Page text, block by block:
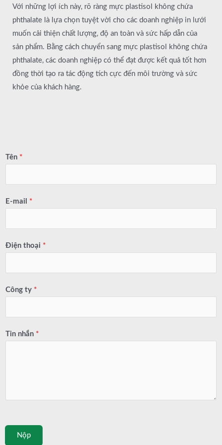
Với những lợi ích này, rõ ràng mực plastisol không chứa
phthalate là lựa chọn tuyệt vời cho các doanh nghiệp in lưới
muốn cải thiện chất lượng, độ an toàn và sức hấp dẫn của
sản phẩm. Bằng cách chuyển sang mực plastisol không chứa
phthalate, các doanh nghiệp có thể đạt được kết quả tốt hơn
đồng thời tạo ra tác động tích cực đến môi trường và sức
khỏe của khách hàng.
Tên *
E-mail *
Điện thoại *
Công ty *
Tin nhắn *
Nộp